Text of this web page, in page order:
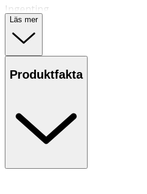
Ingenting
Ingenting
OK för gravida och ammande:
Ja
Läs mer
Produktfakta